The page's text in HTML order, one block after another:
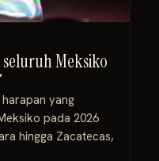
Meksiko
yang
pada 2026
hingga Zacatecas,